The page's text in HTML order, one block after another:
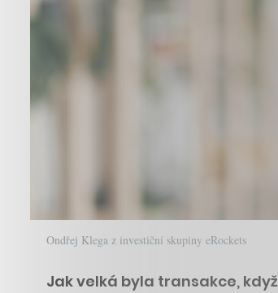
Ondřej Klega z investiční skupiny eRockets
Jak velká byla transakce,